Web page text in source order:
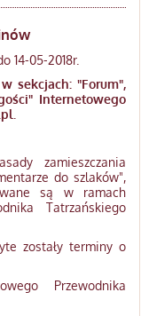
14-05-2018r.
sekcjach: "Forum",
Internetowego
zamieszczania
do szlaków",
są w ramach
Tatrzańskiego
zostały terminy o
Przewodnika